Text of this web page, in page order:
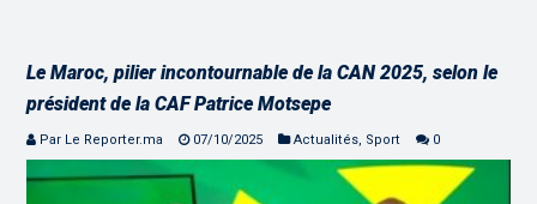
Le Maroc, pilier incontournable de la CAN 2025, selon le
président de la CAF Patrice Motsepe
Par Le Reporter.ma 07/10/2025 Actualités, Sport 0